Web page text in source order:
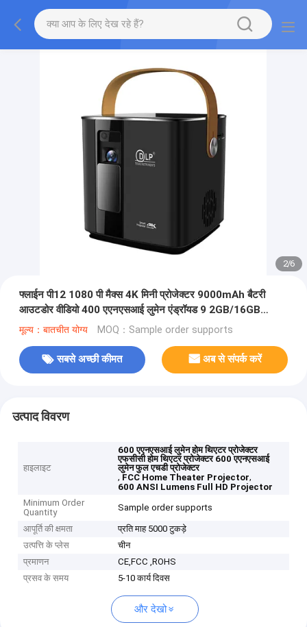
2/6
फ्लाईन पी12 1080 पी मैक्स 4K मिनी प्रोजेक्टर 9000mAh बैटरी
आउटडोर वीडियो 400 एएनएसआई लुमेन एंड्रॉयड 9 2GB/16GB
डीएलपी लिंक 3 डी प्रोजेक्टर
मूल्य：बातचीत योग्य MOQ：Sample order supports
सबसे अच्छी कीमत अब से संपर्क करें
उत्पाद विवरण
हाइलाइट
600 एएनएसआई लुमेन होम थिएटर प्रोजेक्टर
एफसीसी होम थिएटर प्रोजेक्टर 600 एएनएसआई
लुमेन फुल एचडी प्रोजेक्टर
,FCC Home Theater Projector,
600 ANSI Lumens Full HD Projector
Minimum Order
Quantity
Sample order supports
आपूर्ति की क्षमता
प्रति माह 5000 टुकड़े
उत्पत्ति के प्लेस
चीन
प्रमाणन
CE,FCC ,ROHS
प्रसव के समय
5-10 कार्य दिवस
और देखो